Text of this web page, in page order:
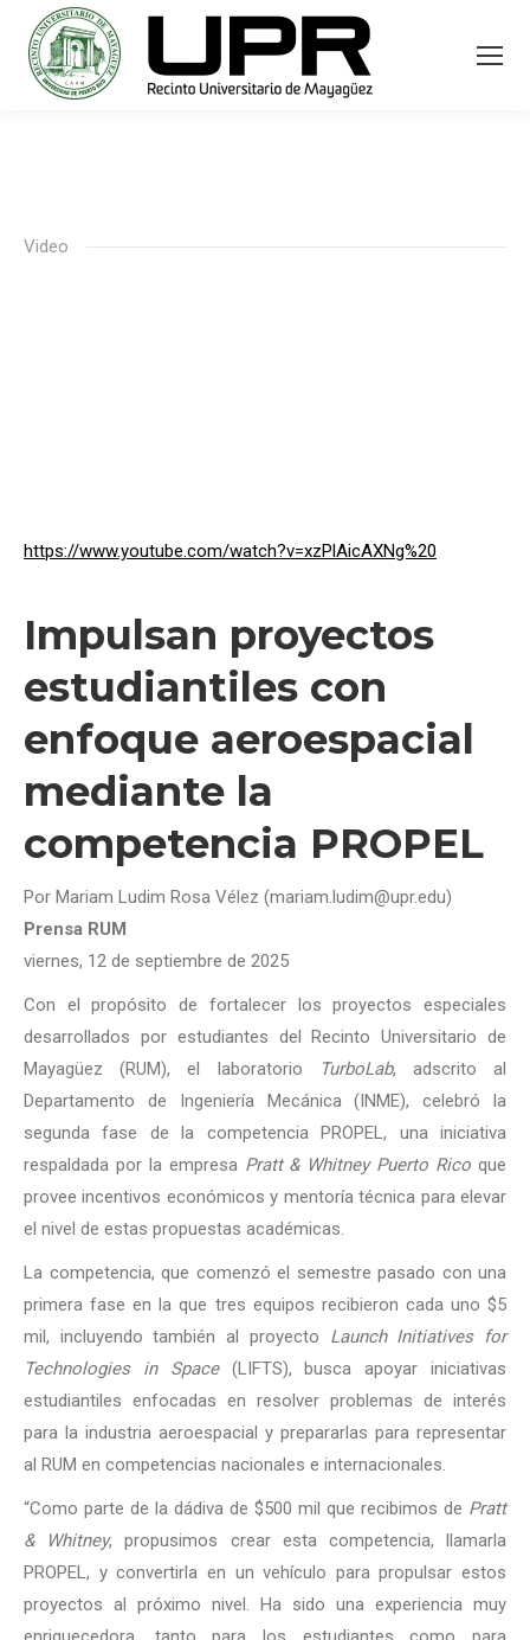
Video
https://www.youtube.com/watch?v=xzPlAicAXNg%20
Impulsan proyectos
estudiantiles con
enfoque aeroespacial
mediante la
competencia PROPEL
Por Mariam Ludim Rosa Vélez (mariam.ludim@upr.edu)
Prensa RUM
viernes, 12 de septiembre de 2025
Con el propósito de fortalecer los proyectos especiales
desarrollados por estudiantes del Recinto Universitario de
Mayagüez (RUM), el laboratorio
TurboLab, adscrito al
Departamento de Ingeniería Mecánica (INME), celebró la
segunda fase de la competencia PROPEL, una iniciativa
respaldada por la empresa Pratt & Whitney Puerto Rico que
provee incentivos económicos y mentoría técnica para elevar
el nivel de estas propuestas académicas.
La competencia, que comenzó el semestre pasado con una
primera fase en la que tres equipos recibieron cada uno $5
mil, incluyendo también al proyecto Launch Initiatives for
Technologies in Space (LIFTS), busca apoyar iniciativas
estudiantiles enfocadas en resolver problemas de interés
para la industria aeroespacial y prepararlas para representar
al RUM en competencias nacionales e internacionales.
“Como parte de la dádiva de $500 mil que recibimos de Pratt
& Whitney, propusimos crear esta competencia, llamarla
PROPEL, y convertirla en un vehículo para propulsar estos
proyectos al próximo nivel. Ha sido una experiencia muy